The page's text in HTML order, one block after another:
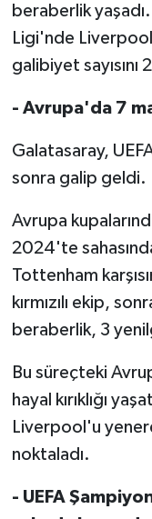
beraberlik
Ligi'nde
galibiyet sayısını
- Avrupa'da 7
Galatasaray,
sonra galip geldi.
Avrupa
2024'te
Tottenham
kırmızılı ekip,
beraberlik, 3
Bu süreçteki
hayal kırıklığı
Liverpool'u
noktaladı.
- UEFA